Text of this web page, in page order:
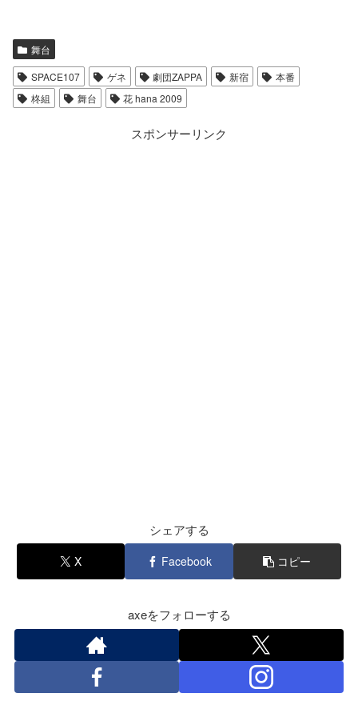
舞台
SPACE107 ゲネ 劇団ZAPPA 新宿
本番
柊組
舞台 花 hana 2009
スポンサーリンク
シェアする
X Facebook コピー
axeをフォローする